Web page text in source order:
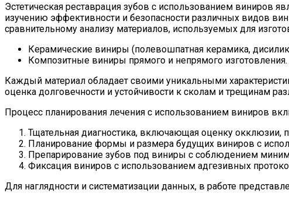
Эстетическая реставрация зубов с использованием виниров
изучению эффективности и безопасности различных видов
сравнительному анализу материалов, используемых для
Керамические виниры (полевошпатная керамика,
Композитные виниры прямого и непрямого изготовления.
Каждый материал обладает своими уникальными
оценка долговечности и устойчивости к сколам и трещинам
Процесс планирования лечения с использованием виниров
Тщательная диагностика, включающая оценку окклюзии,
Планирование формы и размера будущих виниров с
Препарирование зубов под виниры с соблюдением
Фиксация виниров с использованием адгезивных
Для наглядности и систематизации данных, в работе